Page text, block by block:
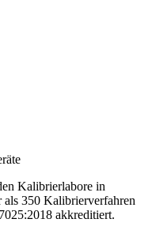
Kalibrierlabore in
350 Kalibrierverfahren
akkreditiert.